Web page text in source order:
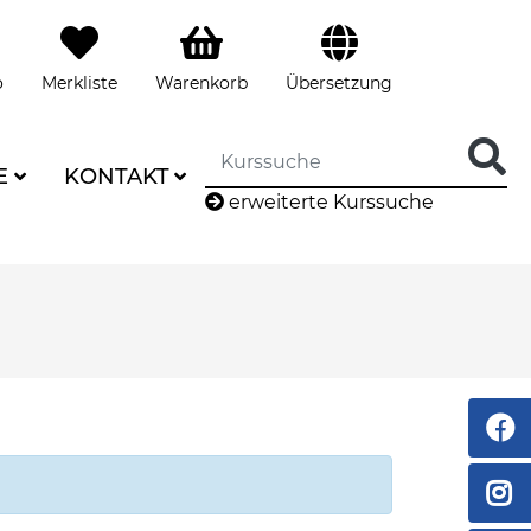
Merkliste Warenkorb Übersetzung
KONTAKT
erweiterte Kurssuche